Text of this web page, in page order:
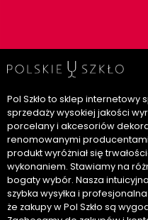
Pol Szkło to sklep internetowy
sprzedaży wysokiej jakości
porcelany i akcesoriów
renomowanymi
produkt wyróżniał się
wykonaniem. Stawiamy na
bogaty wybór. Nasza
szybka wysyłka i
że zakupy w Pol Szkło są